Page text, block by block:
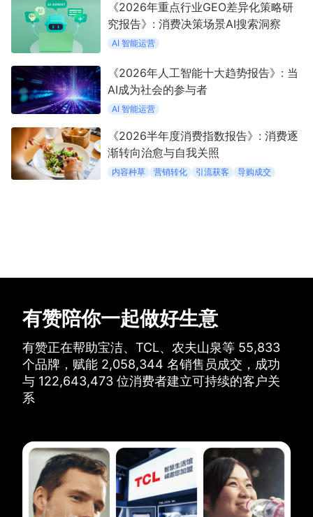
《2026年重点行业GEO差异化策略研
究报告》: 消费决策场景AI搜索洞察
AI 智能运营
《2026年人工智能十大趋势报告》: 当
AI成为社会的参与者
AI 智能运营
《2026半年度消费指数报告》: 消费逐
渐转向治愈与自我关照
内容种草 营销转化 引流获客 导购成交
有赞陪你一起做好生意
有赞正在帮助宝洁、TCL、农夫山泉等 55,833
个品牌， 赋能 2,058,344 名销售员成交， 成功
与 122,643,473 位消费者建立可持续的客户关
系